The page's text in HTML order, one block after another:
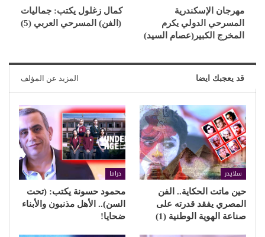
مهرجان الإسكندرية
المسرحي الدولي يكرم
المخرج الكبير(عصام السيد)
كمال زغلول يكتب: جماليات
(الفن) المسرحي العربي (5)
قد يعجبك ايضا المزيد عن المؤلف
سلايدر
حين ماتت الحكاية.. الفن
المصري يفقد قدرته على
صناعة الهوية الوطنية (1)
دراما
محمود حسونة يكتب: (تحت
السن).. الأهل مذنبون والأبناء
ضحايا!